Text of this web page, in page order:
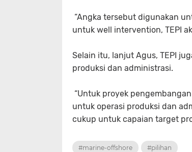
“Angka tersebut digunakan
untuk well intervention, TEPI
Selain itu, lanjut Agus, TEPI
produksi dan administrasi.
“Untuk proyek
untuk operasi produksi dan
cukup untuk capaian target
#marine-offshore #pilihan